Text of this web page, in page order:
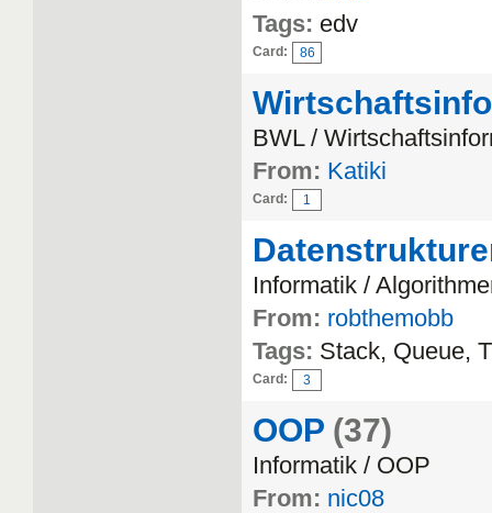
Tags: edv
Card: 86
BWL /
From: Katiki
Card: 1
Informatik /
From: robthemobb
Tags: Stack, Queue,
Card: 3
OOP (37)
Informatik / OOP
From: nic08